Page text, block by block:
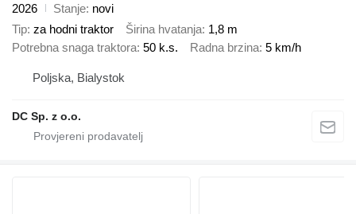
2026
Stanje novi
Tip za hodni traktor Širina hvatanja 1,8 m
Potrebna snaga traktora 50 k.s. Radna brzina 5 km/h
Poljska, Bialystok
DC Sp. z o.o.